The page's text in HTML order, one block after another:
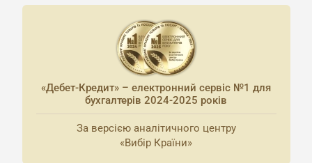
«Дебет-Кредит» – електронний сервіс №1 для
бухгалтерів 2024-2025 років
За версією аналітичного центру
«Вибір Країни»